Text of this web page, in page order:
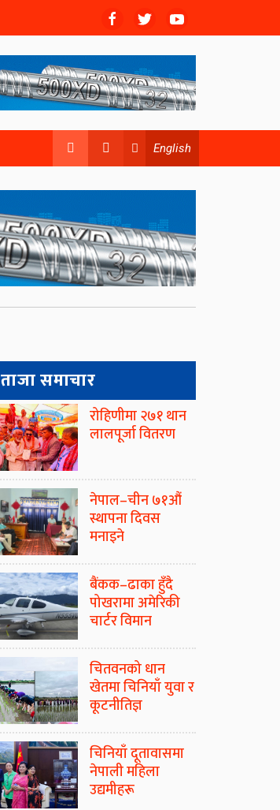
English
ताजा समाचार
रोहिणीमा २७१ थान
लालपूर्जा वितरण
नेपाल–चीन ७१औं
स्थापना दिवस
मनाइने
बैंकक–ढाका हुँदै
पोखरामा अमेरिकी
चार्टर विमान
चितवनको धान
खेतमा चिनियाँ युवा र
कूटनीतिज्ञ
चिनियाँ दूतावासमा
नेपाली महिला
उद्यमीहरू